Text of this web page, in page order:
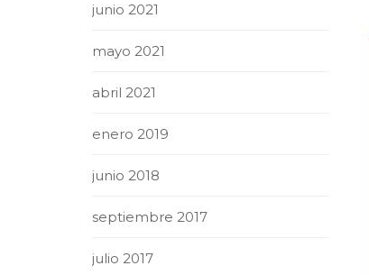
junio 2021
mayo 2021
abril 2021
enero 2019
junio 2018
septiembre 2017
julio 2017